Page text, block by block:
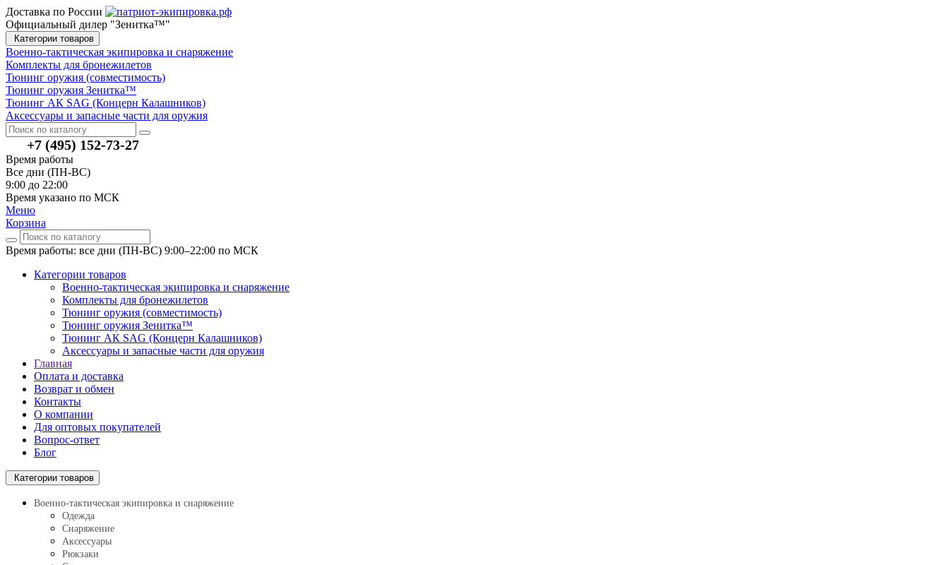
Доставка по России
Официальный дилер "Зенитка™"
Категории товаров
Военно-тактическая экипировка и снаряжение
Комплекты для бронежилетов
Тюнинг оружия (совместимость)
Тюнинг оружия Зенитка™
Тюнинг АК SAG (Концерн Калашников)
Аксессуары и запасные части для оружия
+7 (495) 152-73-27
Время работы
Все дни (ПН-ВС)
9:00 до 22:00
Время указано по МСК
Меню
Корзина
Время работы: все дни (ПН-ВС) 9:00–22:00 по МСК
Категории товаров
Военно-тактическая экипировка и снаряжение
Комплекты для бронежилетов
Тюнинг оружия (совместимость)
Тюнинг оружия Зенитка™
Тюнинг АК SAG (Концерн Калашников)
Аксессуары и запасные части для оружия
Главная
Оплата и доставка
Возврат и обмен
Контакты
О компании
Для оптовых покупателей
Вопрос-ответ
Блог
Категории товаров
Военно-тактическая экипировка и снаряжение
Одежда
Снаряжение
Аксессуары
Рюкзаки